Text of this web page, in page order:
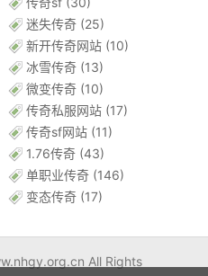
迷失传奇 (25)
新开传奇网站 (10)
冰雪传奇 (13)
微变传奇 (10)
传奇私服网站 (17)
传奇sf网站 (11)
1.76传奇 (43)
单职业传奇 (146)
变态传奇 (17)
All Rights